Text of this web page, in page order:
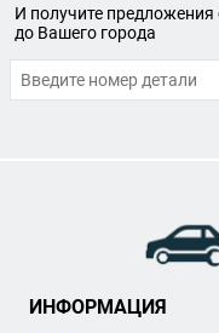
И получите предложения
до Вашего города
ИНФОРМАЦИЯ